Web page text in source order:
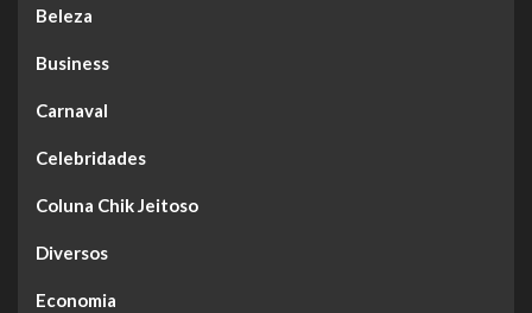
Beleza
Business
Carnaval
Celebridades
Coluna Chik Jeitoso
Diversos
Economia